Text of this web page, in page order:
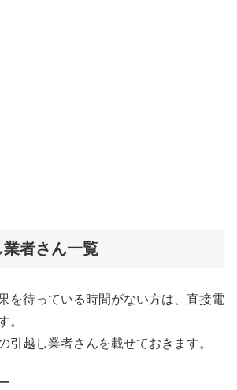
者さん一覧
を待っている時間がない方は、直接電
。
引越し業者さんを載せておきます。